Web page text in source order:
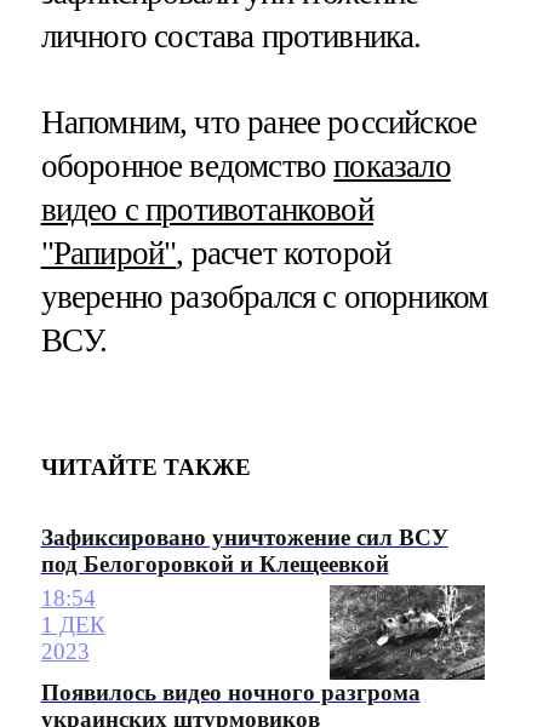
личного состава противника.
Напомним, что ранее российское
оборонное ведомствопоказало
видео с противотанковой
"Рапирой", расчет которой
уверенно разобрался с опорником
ВСУ.
ЧИТАЙТЕ ТАКЖЕ
Зафиксировано уничтожение сил ВСУ
под Белогоровкой и Клещеевкой
18:54
1 ДЕК
2023
Появилось видео ночного разгрома
украинских штурмовиков